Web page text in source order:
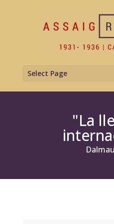
Select Page
"La